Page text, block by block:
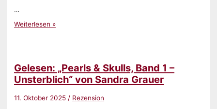
…
Gelesen:
Band
1)“
von
Kincaid
Weiterlesen »
Gelesen: „Pearls & Skulls, Band 1 –
Unsterblich“ von Sandra Grauer
11. Oktober 2025 / Rezension